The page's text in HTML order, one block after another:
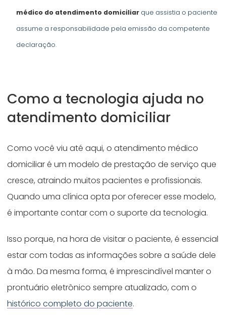
médico do atendimento domiciliar que assistia o paciente
assume a responsabilidade pela emissão da competente
declaração.
Como a tecnologia ajuda no
atendimento domiciliar
Como você viu até aqui, o atendimento médico
domiciliar é um modelo de prestação de serviço que
cresce, atraindo muitos pacientes e profissionais.
Quando uma clínica opta por oferecer esse modelo,
é importante contar com o suporte da tecnologia.
Isso porque, na hora de visitar o paciente, é essencial
estar com todas as informações sobre a saúde dele
à mão. Da mesma forma, é imprescindível manter o
prontuário eletrônico sempre atualizado, com o
histórico completo do paciente.